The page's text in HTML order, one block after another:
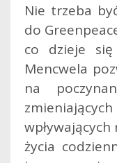
Nie trzeba
do
co dzieje się
Mencwela
na
życia